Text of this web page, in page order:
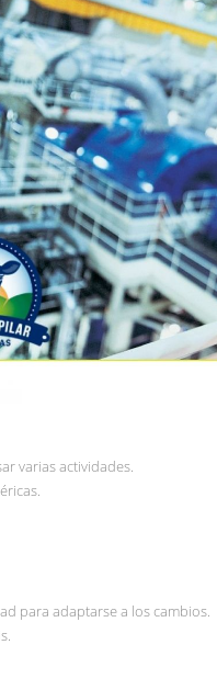
varias actividades.
para adaptarse a los cambios.